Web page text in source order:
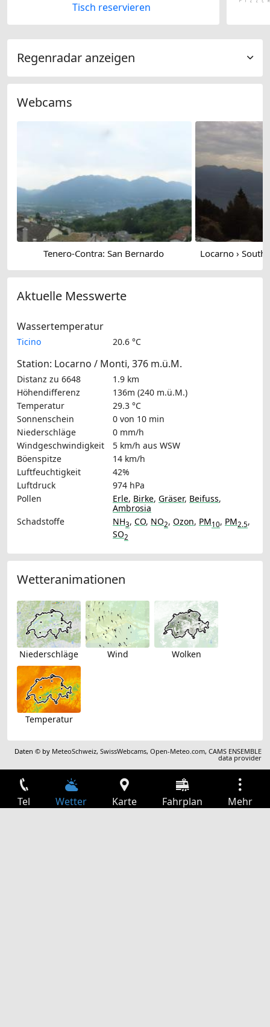
Tisch reservieren
Regenradar anzeigen
Webcams
Tenero-Contra: San Bernardo
Aktuelle Messwerte
Wassertemperatur
Ticino 20.6 °C
Station: Locarno / Monti, 376 m.ü.M.
Distanz zu 6648
1.9 km
Höhendifferenz
136m (240 m.ü.M.)
Temperatur
29.3 °C
Sonnenschein
0 von 10 min
Niederschläge
0 mm/h
Windgeschwindigkeit
5 km/h aus WSW
Böenspitze
14 km/h
Luftfeuchtigkeit
42%
Luftdruck
974 hPa
Pollen
Erle, Birke, Gräser, Beifuss,
Ambrosia
Schadstoffe
NH3, CO, NO2, Ozon, PM10, PM2.5,
SO2
Wetteranimationen
Niederschläge Wind Wolken
Temperatur
Daten © by MeteoSchweiz,SwissWebcams,Open-Meteo.com,CAMS ENSEMBLE
data provider
Tel Wetter Karte Fahrplan Mehr